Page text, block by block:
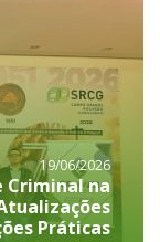
19/06/2026
Criminal na
Práticas